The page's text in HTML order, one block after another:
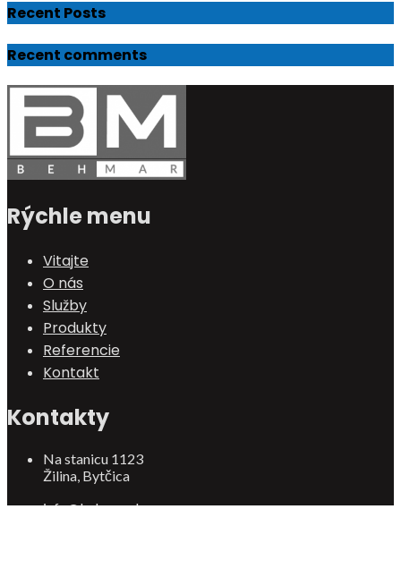
Recent Posts
Recent comments
Rýchle menu
Vitajte
O nás
Služby
Produkty
Referencie
Kontakt
Kontakty
Na stanicu 1123
Žilina, Bytčica
info@behmar.sk